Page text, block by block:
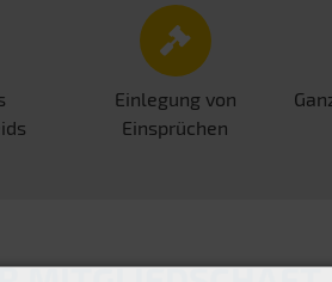
Einlegung von
Einsprüchen